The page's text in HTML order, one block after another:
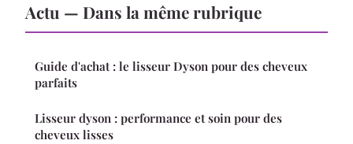
Actu — Dans la même rubrique
Guide d'achat : le lisseur Dyson pour des cheveux
parfaits
Lisseur dyson : performance et soin pour des
cheveux lisses